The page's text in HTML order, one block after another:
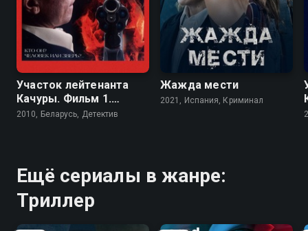
6.7
Участок лейтенанта
Качуры. Фильм 1.
Иллюзия охоты
2010, Беларусь, Детектив
7.4
Жажда мести
2021, Испания, Криминал
Ещё сериалы в жанре:
Триллер